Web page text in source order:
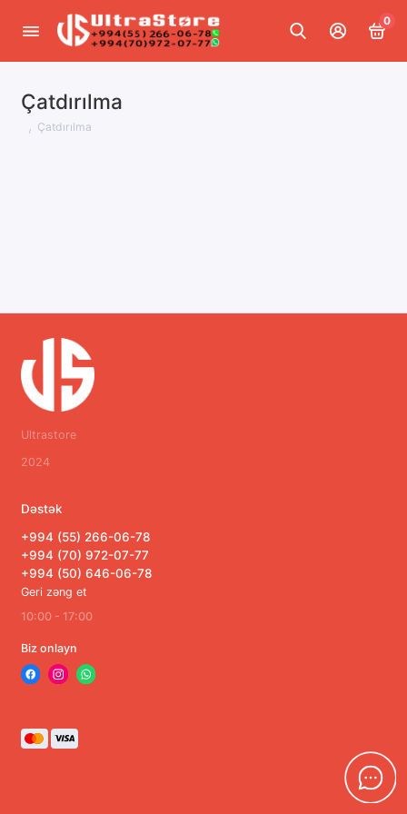
0
Çatdırılma
Çatdırılma
Ultrastore
2024
Dəstək
+994 (55) 266-06-78
+994 (70) 972-07-77
+994 (50) 646-06-78
Geri zəng et
10:00 - 17:00
Biz onlayn